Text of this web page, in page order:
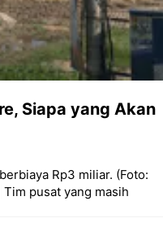
Siapa yang Akan
Rp3 miliar. (Foto:
pusat yang masih